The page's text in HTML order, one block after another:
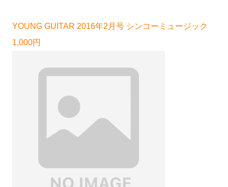
YOUNG GUITAR 2016年2月号 シンコーミュージック
1,000円